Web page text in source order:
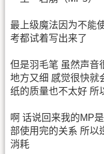
最上级魔法因为不能
考都试着写出来了
但是羽毛笔 虽然声音
地方又细 感觉很快就
纸的质量也不太好 所
啊 话说回来我的MP
部使用完的关系 所以
消耗